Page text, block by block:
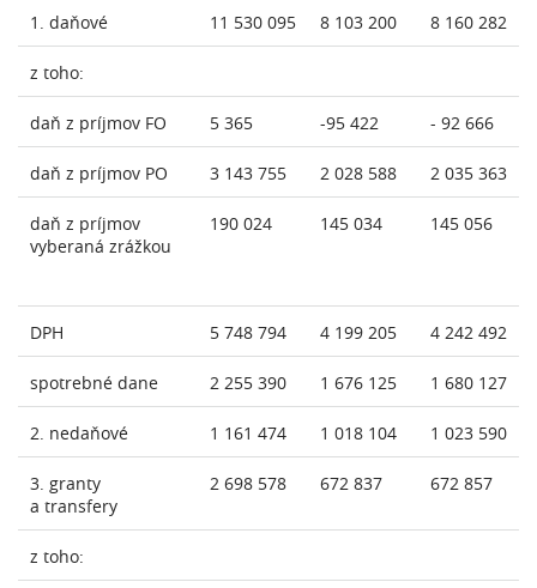
1. daňové 11 530 095 8 103 200 8 160 282
z toho:
daň z príjmov FO 5 365 -95 422 - 92 666
daň z príjmov PO 3 143 755 2 028 588 2 035 363
daň z príjmov
vyberaná zrážkou
190 024 145 034 145 056
DPH 5 748 794 4 199 205 4 242 492
spotrebné dane 2 255 390 1 676 125 1 680 127
2. nedaňové 1 161 474 1 018 104 1 023 590
3. granty
a transfery
2 698 578 672 837 672 857
z toho: